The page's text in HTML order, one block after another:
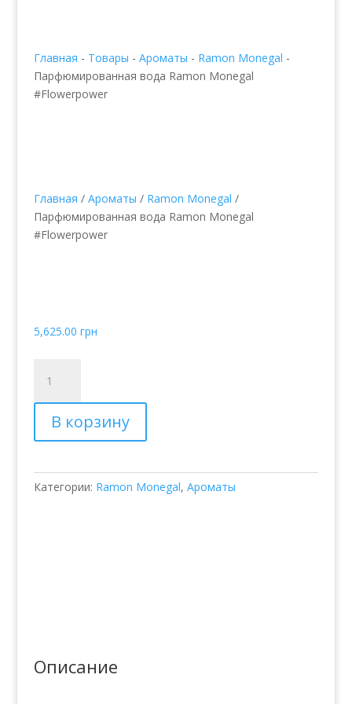
Главная - Товары - Ароматы - Ramon Monegal -
Парфюмированная вода Ramon Monegal
#Flowerpower
Главная / Ароматы / Ramon Monegal /
Парфюмированная вода Ramon Monegal
#Flowerpower
5,625.00 грн
товара
Парфюмированная
вода
Ramon
#Flowerpower
В корзину
Категории: Ramon Monegal, Ароматы
Описание